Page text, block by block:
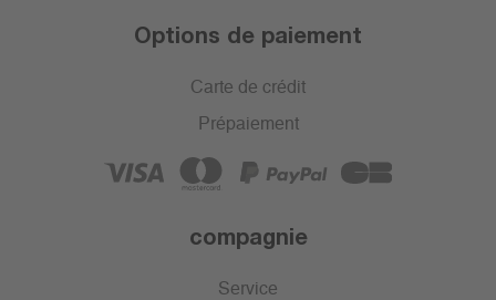
Options de paiement
Carte de crédit
Prépaiement
compagnie
Service